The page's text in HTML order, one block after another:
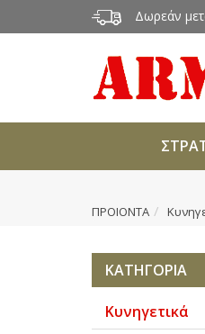
Δωρεάν
ΠΡΟΙΟΝΤΑ
ΚΑΤΗΓΟΡΙΑ
Κυνηγετικά